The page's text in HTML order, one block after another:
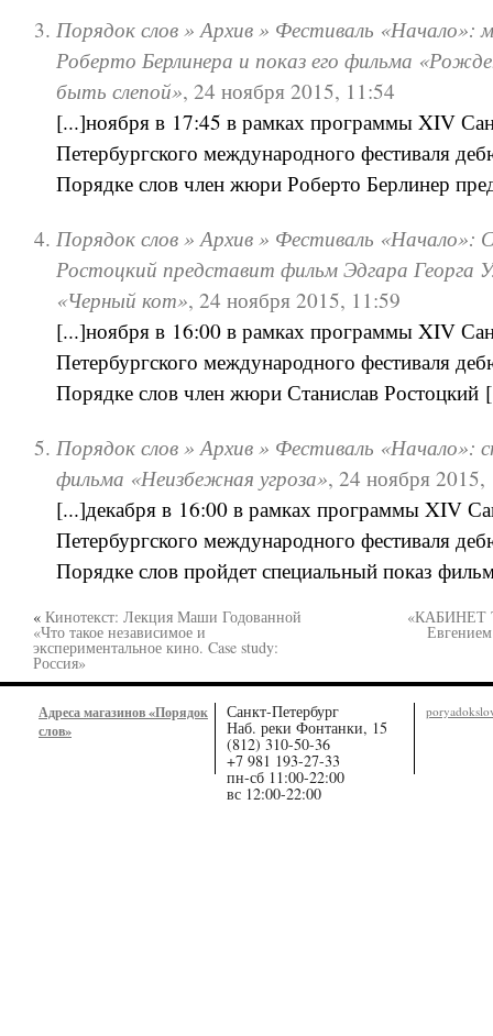
Порядок слов » Архив » Фестиваль «Начало»:
Роберто Берлинера и показ его фильма
быть слепой»,24 ноября 2015, 11:54
[...]ноября в 17:45 в рамках программы XIV
Петербургского международного фестиваля
Порядке слов член жюри Роберто Берлинер
Порядок слов » Архив » Фестиваль «Начало»:
Ростоцкий представит фильм Эдгара Георга
«Черный кот»,24 ноября 2015, 11:59
[...]ноября в 16:00 в рамках программы XIV
Петербургского международного фестиваля
Порядке слов член жюри Станислав Ростоцкий
Порядок слов » Архив » Фестиваль «Начало»:
фильма «Неизбежная угроза»,24 ноября 2015,
[...]декабря в 16:00 в рамках программы XIV
Петербургского международного фестиваля
Порядке слов пройдет специальный показ
« Кинотекст: Лекция Маши Годованной
«Что такое независимое и
экспериментальное кино. Case study:
Россия»
«КАБИНЕТ
Адреса магазинов «Порядок
слов»
Санкт-Петербург
Наб. реки Фонтанки, 15
(812) 310-50-36
+7 981 193-27-33
пн-сб 11:00-22:00
вс 12:00-22:00